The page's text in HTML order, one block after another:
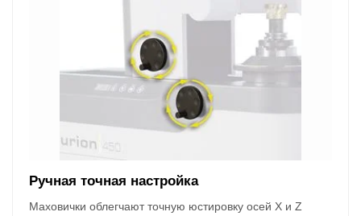
Ручная точная настройка
Маховички облегчают точную юстировку осей X и Z